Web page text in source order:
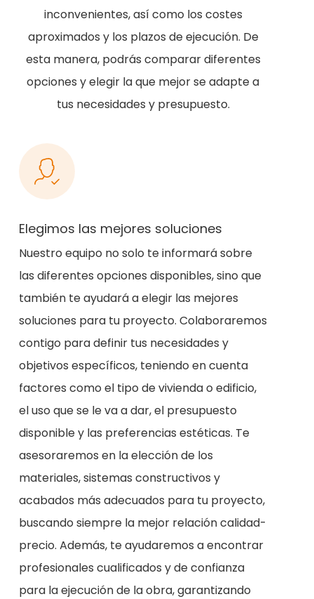
inconvenientes, así como los costes
aproximados y los plazos de ejecución. De
esta manera, podrás comparar diferentes
opciones y elegir la que mejor se adapte a
tus necesidades y presupuesto.
Elegimos las mejores soluciones
Nuestro equipo no solo te informará sobre
las diferentes opciones disponibles, sino que
también te ayudará a elegir las mejores
soluciones para tu proyecto. Colaboraremos
contigo para definir tus necesidades y
objetivos específicos, teniendo en cuenta
factores como el tipo de vivienda o edificio,
el uso que se le va a dar, el presupuesto
disponible y las preferencias estéticas. Te
asesoraremos en la elección de los
materiales, sistemas constructivos y
acabados más adecuados para tu proyecto,
buscando siempre la mejor relación calidad-
precio. Además, te ayudaremos a encontrar
profesionales cualificados y de confianza
para la ejecución de la obra, garantizando